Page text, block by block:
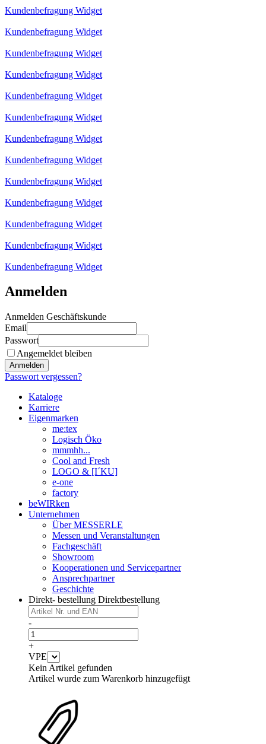
Kundenbefragung Widget
Kundenbefragung Widget
Kundenbefragung Widget
Kundenbefragung Widget
Kundenbefragung Widget
Kundenbefragung Widget
Kundenbefragung Widget
Kundenbefragung Widget
Kundenbefragung Widget
Kundenbefragung Widget
Kundenbefragung Widget
Kundenbefragung Widget
Kundenbefragung Widget
Anmelden
Anmelden Geschäftskunde
Email
Passwort
Angemeldet bleiben
Anmelden
Passwort vergessen?
Kataloge
Karriere
Eigenmarken
me:tex
Logisch Öko
mmmhh...
Cool and Fresh
LOGO & [I´KU]
e-one
factory
beWIRken
Unternehmen
Über MESSERLE
Messen und Veranstaltungen
Fachgeschäft
Showroom
Kooperationen und Servicepartner
Ansprechpartner
Geschichte
Direkt- bestellung Direktbestellung
-
+
VPE
Kein Artikel gefunden
Artikel wurde zum Warenkorb hinzugefügt